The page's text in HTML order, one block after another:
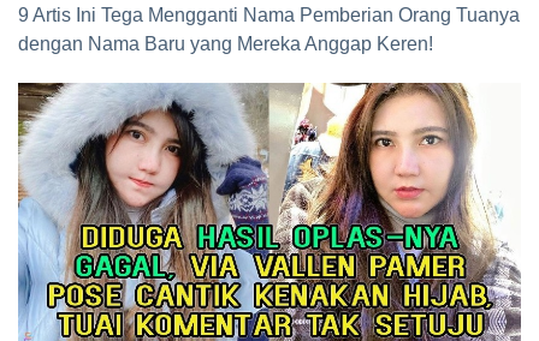
9 Artis Ini Tega Mengganti Nama Pemberian Orang Tuanya
dengan Nama Baru yang Mereka Anggap Keren!